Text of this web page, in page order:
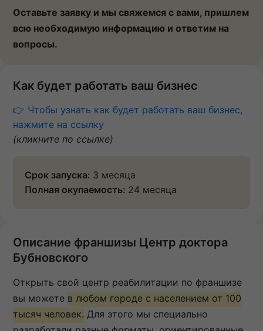
Оставьте заявку и мы свяжемся с вами, пришлем
всю необходимую информацию и ответим на
вопросы.
Как будет работать ваш бизнес
👉 Чтобы узнать как будет работать ваш бизнес,
нажмите на ссылку
(кликните по ссылке)
Срок запуска: 3 месяца
Полная окупаемость: 24 месяца
Описание франшизы Центр доктора
Бубновского
Открыть свой центр реабилитации по франшизе
вы можете в любом городе с населением от 100
тысяч человек. Для этого мы специально